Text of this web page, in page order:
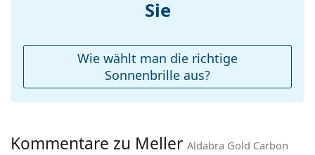
Entdecken Sie das gesamte Sortiment der
Weiteres
Unisex
Verwendung:
Mode
Sie
Wie wählt man die richtige
Sonnenbrille aus?
Kommentare zu Meller Aldabra Gold Carbon